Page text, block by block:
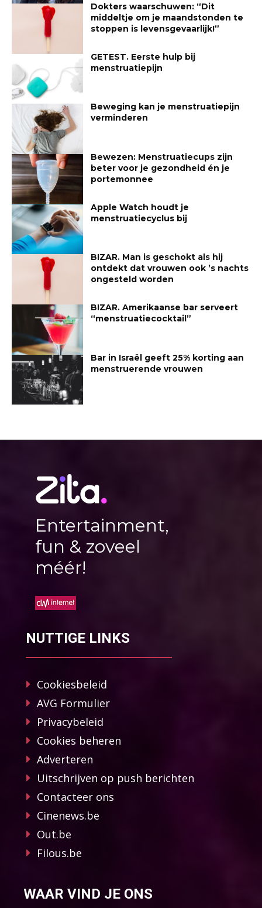
Dokters waarschuwen: “Dit
middeltje om je maandstonden te
stoppen is levensgevaarlijk!”
GETEST. Eerste hulp bij
menstruatiepijn
Beweging kan je menstruatiepijn
verminderen
Bewezen: Menstruatiecups zijn
beter voor je gezondheid én je
portemonnee
Apple Watch houdt je
menstruatiecyclus bij
BIZAR. Man is geschokt als hij
ontdekt dat vrouwen ook ’s nachts
ongesteld worden
BIZAR. Amerikaanse bar serveert
“menstruatiecocktail”
Bar in Israël geeft 25% korting aan
menstruerende vrouwen
Entertainment,
fun & zoveel
méér!
NUTTIGE LINKS
Cookiesbeleid
AVG Formulier
Privacybeleid
Cookies beheren
Adverteren
Uitschrijven op push berichten
Contacteer ons
Cinenews.be
Out.be
Filous.be
WAAR VIND JE ONS